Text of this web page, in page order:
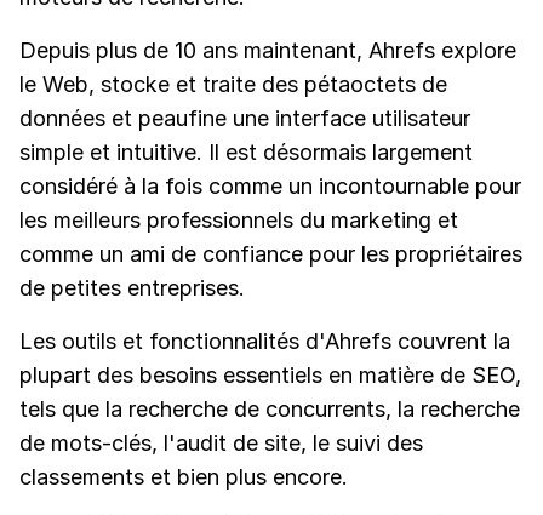
Depuis plus de 10 ans maintenant, Ahrefs explore
le Web, stocke et traite des pétaoctets de
données et peaufine une interface utilisateur
simple et intuitive. Il est désormais largement
considéré à la fois comme un incontournable pour
les meilleurs professionnels du marketing et
comme un ami de confiance pour les propriétaires
de petites entreprises.
Les outils et fonctionnalités d'Ahrefs couvrent la
plupart des besoins essentiels en matière de SEO,
tels que la recherche de concurrents, la recherche
de mots-clés, l'audit de site, le suivi des
classements et bien plus encore.